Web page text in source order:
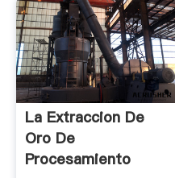
La Extraccion De
Oro De
Procesamiento